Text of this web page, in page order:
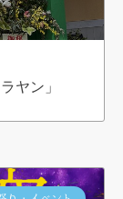
ヤン」